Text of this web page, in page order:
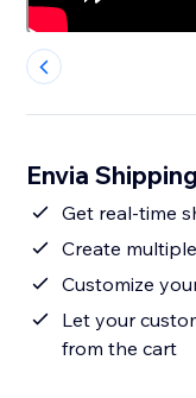
Envia
Get real-time
Create
Customize
Let your
from the cart